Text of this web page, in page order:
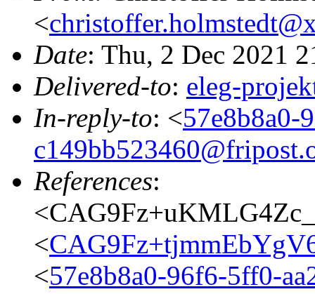
<
Date: Thu, 2 Dec 2021
Delivered-to: eleg-
In-reply-to: <57e8b8a0-
References:
<
<57e8b8a0-96f6-5ff0-